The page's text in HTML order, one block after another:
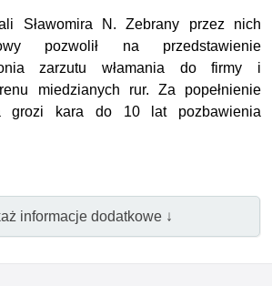
Sławomira N. Zebrany przez nich
pozwolił na przedstawienie
zarzutu włamania do firmy i
miedzianych rur. Za popełnienie
grozi kara do 10 lat pozbawienia
informacje dodatkowe ↓